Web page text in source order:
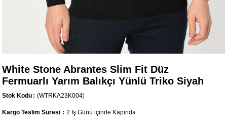
White Stone Abrantes Slim Fit Düz
Fermuarlı Yarım Balıkçı Yünlü Triko Siyah
Stok Kodu (WTRKA23K004)
Kargo Teslim Süresi : 2 İş Günü içinde Kapında